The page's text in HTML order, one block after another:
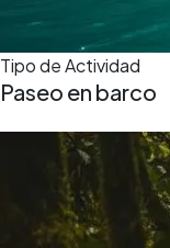
Tipo de Actividad
Paseo en barco